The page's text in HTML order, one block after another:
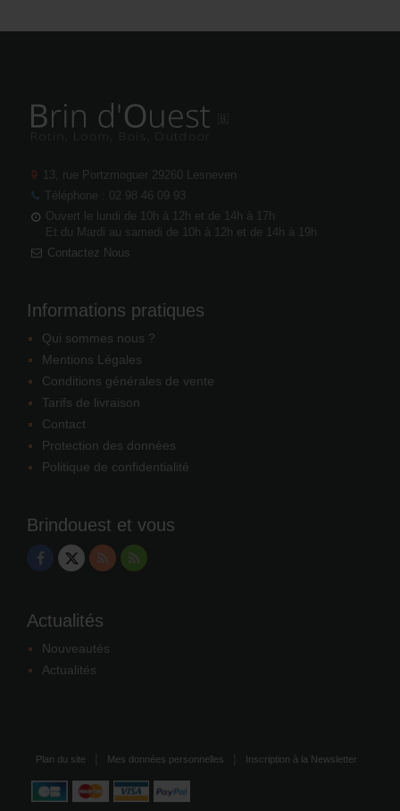
13, rue Portzmoguer 29260 Lesneven
Téléphone : 02 98 46 09 93
Ouvert le lundi de 10h à 12h et de 14h à 17h
Et du Mardi au samedi de 10h à 12h et de 14h à 19h
Contactez Nous
Informations pratiques
Qui sommes nous ?
Mentions Légales
Conditions générales de vente
Tarifs de livraison
Contact
Protection des données
Politique de confidentialité
Brindouest et vous
Actualités
Nouveautés
Actualités
Plan du site Mes données personnelles Inscription à la Newsletter